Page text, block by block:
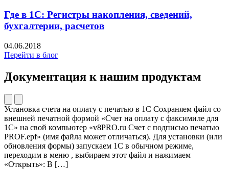
Где в 1С: Регистры накопления, сведений,
бухгалтерии, расчетов
04.06.2018
Перейти в блог
Документация к нашим продуктам
Установка счета на оплату с печатью в 1С Сохраняем файл со
внешней печатной формой «Счет на оплату с факсимиле для
1С» на свой компьютер «v8PRO.ru Счет с подписью печатью
PROF.epf» (имя файла может отличаться). Для установки (или
обновления формы) запускаем 1С в обычном режиме,
переходим в меню , выбираем этот файл и нажимаем
«Открыть»: В […]